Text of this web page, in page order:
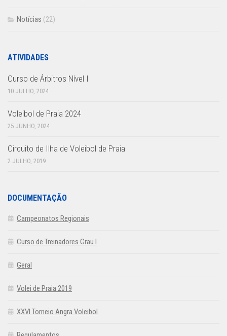
Notícias (22)
ATIVIDADES
Curso de Árbitros Nível I
10 JULHO, 2024
Voleibol de Praia 2024
25 JUNHO, 2024
Circuito de Ilha de Voleibol de Praia
2 JULHO, 2019
DOCUMENTAÇÃO
Campeonatos Regionais
Curso de Treinadores Grau I
Geral
Volei de Praia 2019
XXVI Torneio Angra Voleibol